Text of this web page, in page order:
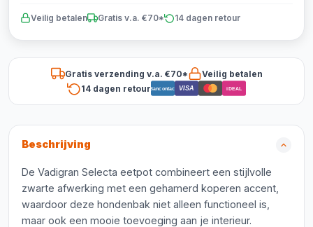
Veilig betalen Gratis v.a. €70* 14 dagen retour
Gratis verzending v.a. €70*
Veilig betalen
14 dagen retourBancontact VISA iDEAL
Beschrijving
De Vadigran Selecta eetpot combineert een stijlvolle
zwarte afwerking met een gehamerd koperen accent,
waardoor deze hondenbak niet alleen functioneel is,
maar ook een mooie toevoeging aan je interieur.